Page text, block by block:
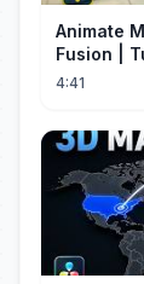
Animate
Fusion |
4:41